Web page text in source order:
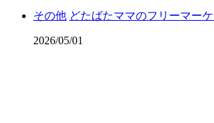
その他 どたばたママのフリーマーケ
2026/05/01